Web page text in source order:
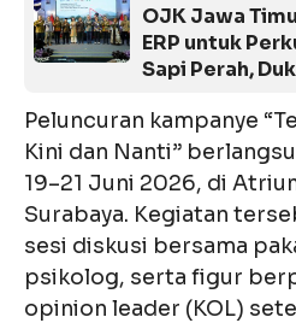
OJK Jawa
ERP untuk
Sapi Perah,
Peluncuran kampanye
Kini dan Nanti”
19–21 Juni 2026, di
Surabaya. Kegiatan
sesi diskusi bersama
psikolog, serta figur
opinion leader (KOL)